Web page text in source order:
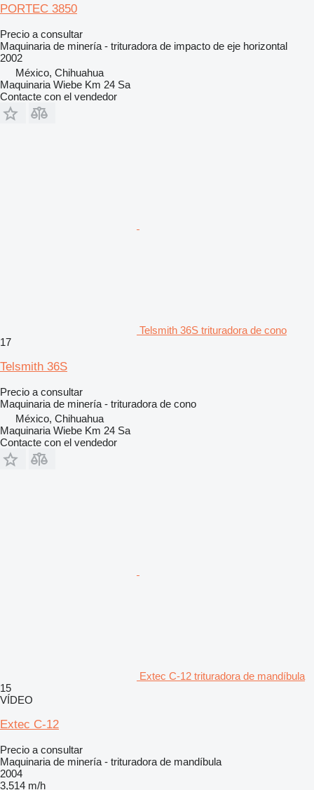
PORTEC 3850
Precio a consultar
Maquinaria de minería - trituradora de impacto de eje horizontal
2002
México, Chihuahua
Maquinaria Wiebe Km 24 Sa
Contacte con el vendedor
Telsmith 36S trituradora de cono
17
Telsmith 36S
Precio a consultar
Maquinaria de minería - trituradora de cono
México, Chihuahua
Maquinaria Wiebe Km 24 Sa
Contacte con el vendedor
Extec C-12 trituradora de mandíbula
15
VÍDEO
Extec C-12
Precio a consultar
Maquinaria de minería - trituradora de mandíbula
2004
3,514 m/h